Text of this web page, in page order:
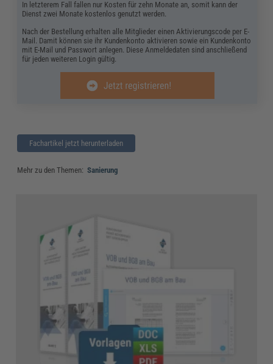
In letzterem Fall fallen nur Kosten für zehn Monate an, somit kann der
Dienst zwei Monate kostenlos genutzt werden.
Nach der Bestellung erhalten alle Mitglieder einen Aktivierungscode per E-
Mail. Damit können sie ihr Kundenkonto aktivieren sowie ein Kundenkonto
mit E-Mail und Passwort anlegen. Diese Anmeldedaten sind anschließend
für jeden weiteren Login gültig.
Fachartikel jetzt herunterladen
Mehr zu den Themen: Sanierung